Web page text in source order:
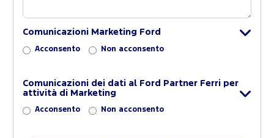
Comunicazioni Marketing Ford
Acconsento Non acconsento
Comunicazioni dei dati al Ford Partner Ferri per
attività di Marketing
Acconsento Non acconsento